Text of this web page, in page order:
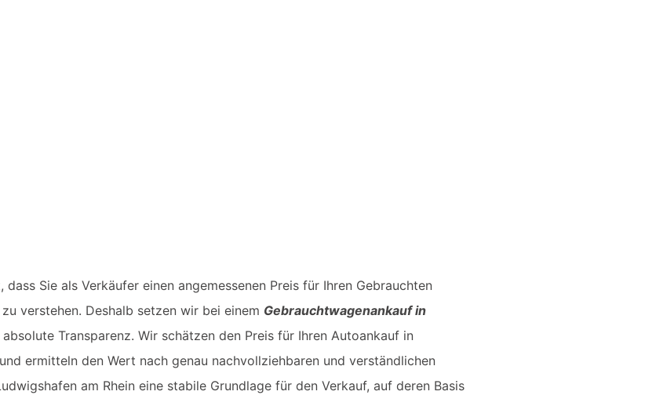
dass Sie als Verkäufer einen angemessenen Preis für Ihren Gebrauchten
verstehen. Deshalb setzen wir bei einem Gebrauchtwagenankauf in
Transparenz. Wir schätzen den Preis für Ihren Autoankauf in
ermitteln den Wert nach genau nachvollziehbaren und verständlichen
am Rhein eine stabile Grundlage für den Verkauf, auf deren Basis